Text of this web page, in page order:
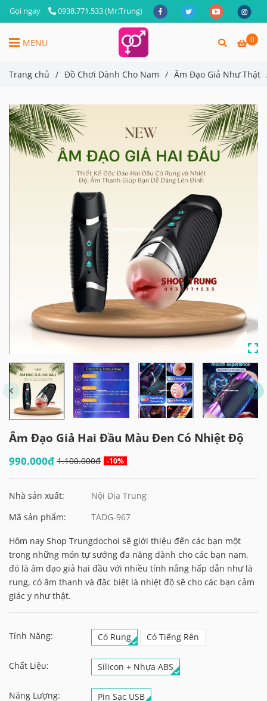
Gọi ngay 0938.771.533 (Mr:Trung)
0
MENU
Trang chủ / Đồ Chơi Dành Cho Nam / Âm Đạo Giả Như Thật
Âm Đạo Giả Hai Đầu Màu Đen Có Nhiệt Độ
990.000đ 1.100.000đ -10%
Nhà sản xuất:
Nội Địa Trung
Mã sản phẩm:
TADG-967
Hôm nay Shop Trungdochoi sẽ giới thiệu đến các bạn một
trong những món tự sướng đa năng dành cho các bạn nam,
đó là âm đạo giả hai đầu với nhiều tính nắng hấp dẫn như là
rung, có âm thanh và đặc biệt là nhiệt độ sẽ cho các bạn cảm
giác y như thật.
Tính Năng: Có Rung Có Tiếng Rên
Chất Liệu: Silicon + Nhựa ABS
Năng Lượng: Pin Sạc USB